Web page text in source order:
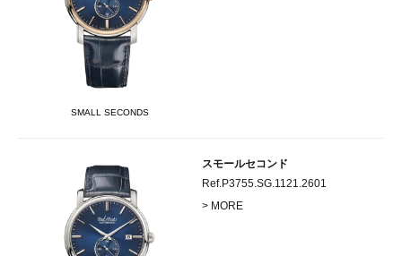
SMALL SECONDS
スモールセコンド
Ref.P3755.SG.1121.2601
> MORE